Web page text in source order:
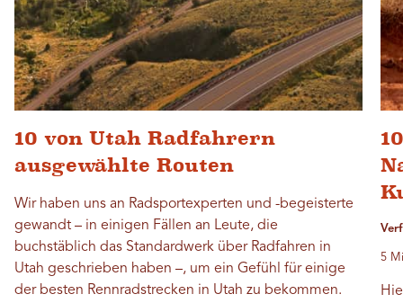
10 von Utah Radfahrern
ausgewählte Routen
Wir haben uns an Radsportexperten und -begeisterte
gewandt – in einigen Fällen an Leute, die
buchstäblich das Standardwerk über Radfahren in
Utah geschrieben haben –, um ein Gefühl für einige
der besten Rennradstrecken in Utah zu bekommen.
5